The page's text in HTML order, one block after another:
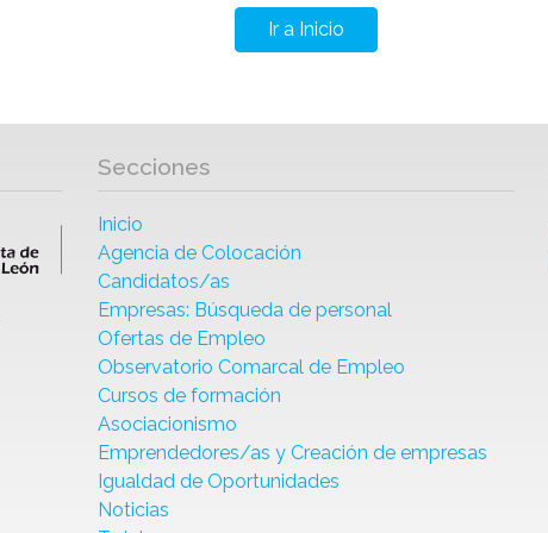
Ir a Inicio
Secciones
Inicio
Agencia de Colocación
Candidatos/as
Empresas: Búsqueda de personal
Ofertas de Empleo
Observatorio Comarcal de Empleo
Cursos de formación
Asociacionismo
Emprendedores/as y Creación de empresas
Igualdad de Oportunidades
Noticias